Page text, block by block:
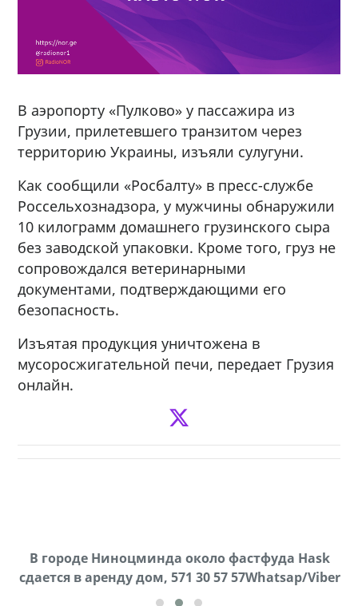
В аэропорту «Пулково» у пассажира из
Грузии, прилетевшего транзитом через
территорию Украины, изъяли сулугуни.
Как сообщили «Росбалту» в пресс-службе
Россельхознадзора, у мужчины обнаружили
10 килограмм домашнего грузинского сыра
без заводской упаковки. Кроме того, груз не
сопровождался ветеринарными
документами, подтверждающими его
безопасность.
Изъятая продукция уничтожена в
мусоросжигательной печи, передает Грузия
онлайн.
В городе Ниноцминда около фастфуда Hask
cдается в аренду дом, 571 30 57 57Whatsap/Viber
Продается машина марки Prado,571 30 57
57Whatsap/Viber